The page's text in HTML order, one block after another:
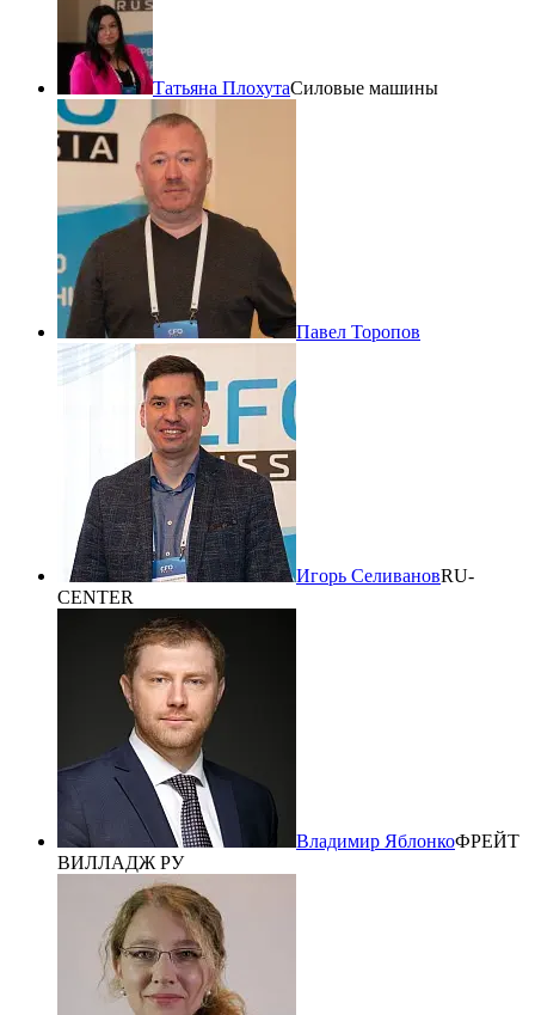
Татьяна ПлохутаСиловые машины
Павел Торопов
Игорь СеливановRU-
CENTER
Владимир ЯблонкоФРЕЙТ
ВИЛЛАДЖ РУ